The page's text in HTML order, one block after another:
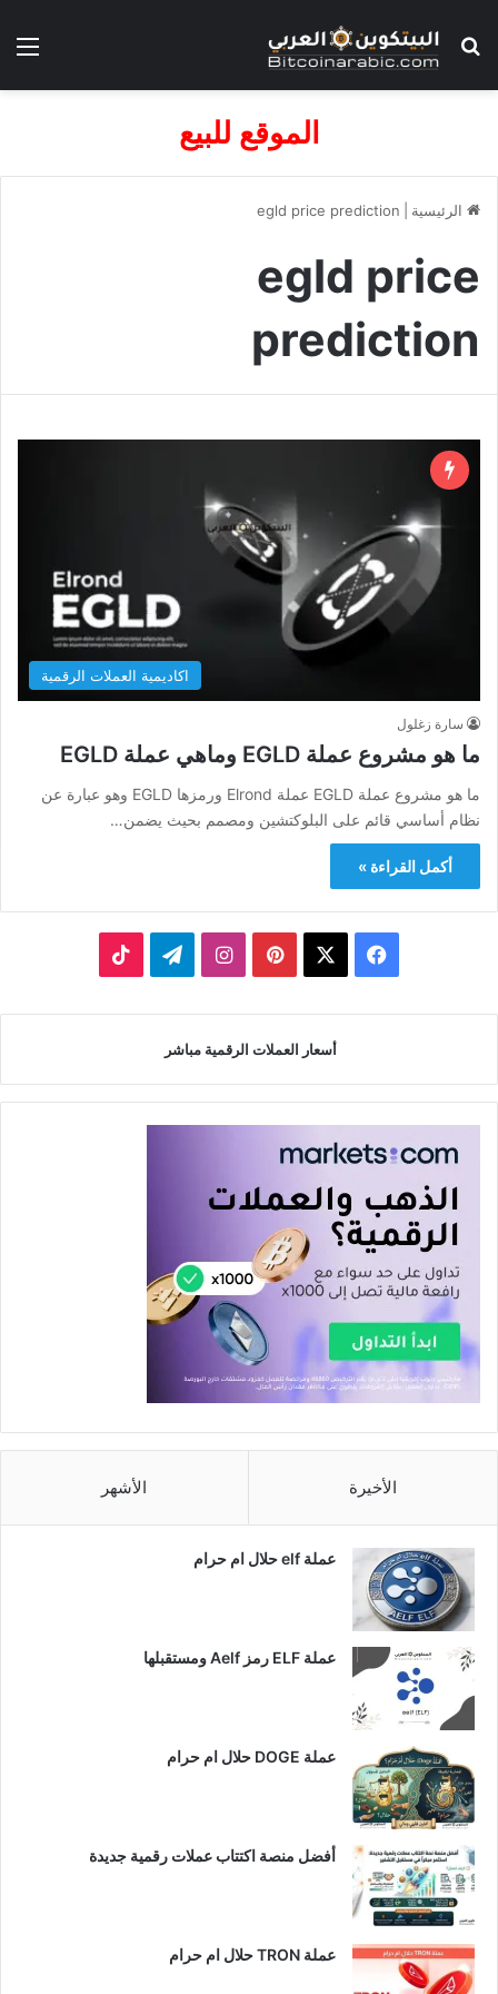
بحث عن
الموقع للبيع
الرئيسية egld price prediction
egld price
prediction
اكاديمية العملات الرقمية
سارة زغلول
ما هو مشروع عملة EGLD وماهي عملة EGLD
ما هو مشروع عملة EGLD عملة Elrond ورمزها EGLD وهو عبارة عن
نظام أساسي قائم على البلوكتشين ومصمم بحيث يضمن…
أكمل القراءة »
فيسبوك بينتيريستانستقرامتيلقرام
أسعار العملات الرقمية مباشر
الأخيرة الأشهر
عملة elf حلال ام حرام
عملة ELF رمز Aelf ومستقبلها
عملة DOGE حلال ام حرام
أفضل منصة اكتتاب عملات رقمية جديدة
عملة TRON حلال ام حرام​